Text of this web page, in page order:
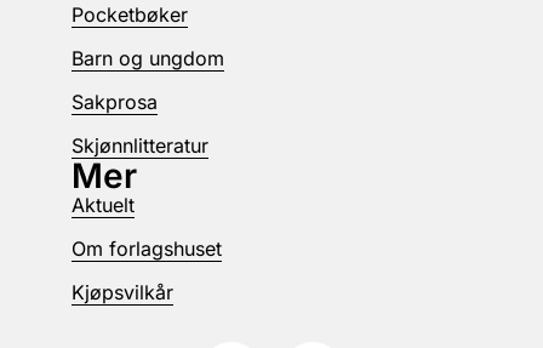
Pocketbøker
Barn og ungdom
Sakprosa
Skjønnlitteratur
Mer
Aktuelt
Om forlagshuset
Kjøpsvilkår